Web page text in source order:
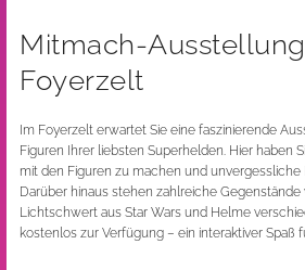
Mitmach-
Foyerzelt
Im Foyerzelt erwartet Sie eine faszinierende
Figuren Ihrer liebsten Superhelden. Hier haben
mit den Figuren zu machen und unvergessliche
Darüber hinaus stehen zahlreiche Gegenstände
Lichtschwert aus Star Wars und Helme
kostenlos zur Verfügung – ein interaktiver Spaß